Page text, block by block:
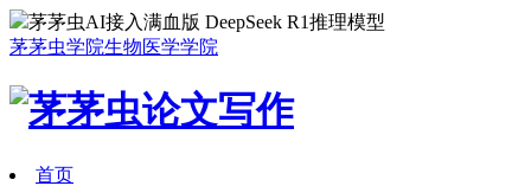
茅茅虫AI接入满血版 DeepSeek R1推理模型
茅茅虫学院生物医学学院
首页